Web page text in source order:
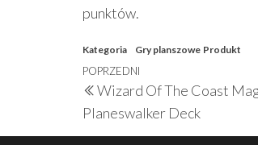
punktów.
Kategoria Gry planszowe Produkt
Nawigacja
wpisu
Poprzedni
wpis
POPRZEDNI
Wizard Of The Coast
Planeswalker Deck